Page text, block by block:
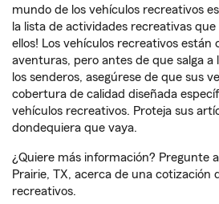
mundo de los vehículos recreativos
la lista de actividades recreativas
ellos! Los vehículos recreativos están
aventuras, pero antes de que salga a
los senderos, asegúrese de que sus
cobertura de calidad diseñada
vehículos recreativos. Proteja sus
dondequiera que vaya.
¿Quiere más información? Pregunte
Prairie, TX, acerca de una cotización
recreativos.